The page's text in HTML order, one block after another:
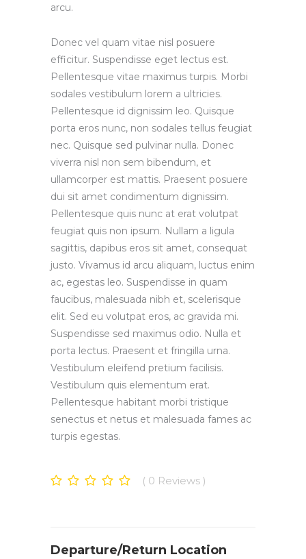
arcu.
Donec vel quam vitae nisl posuere
efficitur. Suspendisse eget lectus est.
Pellentesque vitae maximus turpis. Morbi
sodales vestibulum lorem a ultricies.
Pellentesque id dignissim leo. Quisque
porta eros nunc, non sodales tellus feugiat
nec. Quisque sed pulvinar nulla. Donec
viverra nisl non sem bibendum, et
ullamcorper est mattis. Praesent posuere
dui sit amet condimentum dignissim.
Pellentesque quis nunc at erat volutpat
feugiat quis non ipsum. Nullam a ligula
sagittis, dapibus eros sit amet, consequat
justo. Vivamus id arcu aliquam, luctus enim
ac, egestas leo. Suspendisse in quam
faucibus, malesuada nibh et, scelerisque
elit. Sed eu volutpat eros, ac gravida mi.
Suspendisse sed maximus odio. Nulla et
porta lectus. Praesent et fringilla urna.
Vestibulum eleifend pretium facilisis.
Vestibulum quis elementum erat.
Pellentesque habitant morbi tristique
senectus et netus et malesuada fames ac
turpis egestas.
0 Reviews
Departure/Return Location